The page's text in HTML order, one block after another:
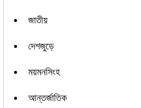
জাতীয়
দেশজুড়ে
ময়মনসিংহ
আন্তর্জাতিক